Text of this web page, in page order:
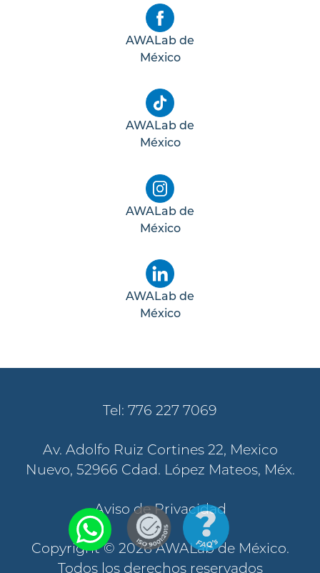
AWALab de
México
AWALab de
México
AWALab de
México
AWALab de
México
Tel: 776 227 7069
Av. Adolfo Ruiz Cortines 22, Mexico
Nuevo, 52966 Cdad. López Mateos, Méx.
Aviso de Privacidad
Copyright © 2026 AWALab de México.
Todos los derechos reservados